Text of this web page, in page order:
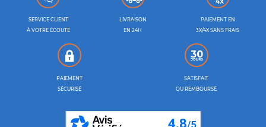
SERVICE CLIENT
À VOTRE ÉCOUTE
LIVRAISON
EN 24H
PAIEMENT EN
3X/4X SANS FRAIS
PAIEMENT
SÉCURISÉ
SATISFAIT
OU REMBOURSÉ